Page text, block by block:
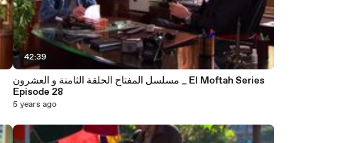
42:39
مسلسل المفتاح الحلقة الثامنة و العشرون _ El Moftah Series
Episode 28
5 years ago